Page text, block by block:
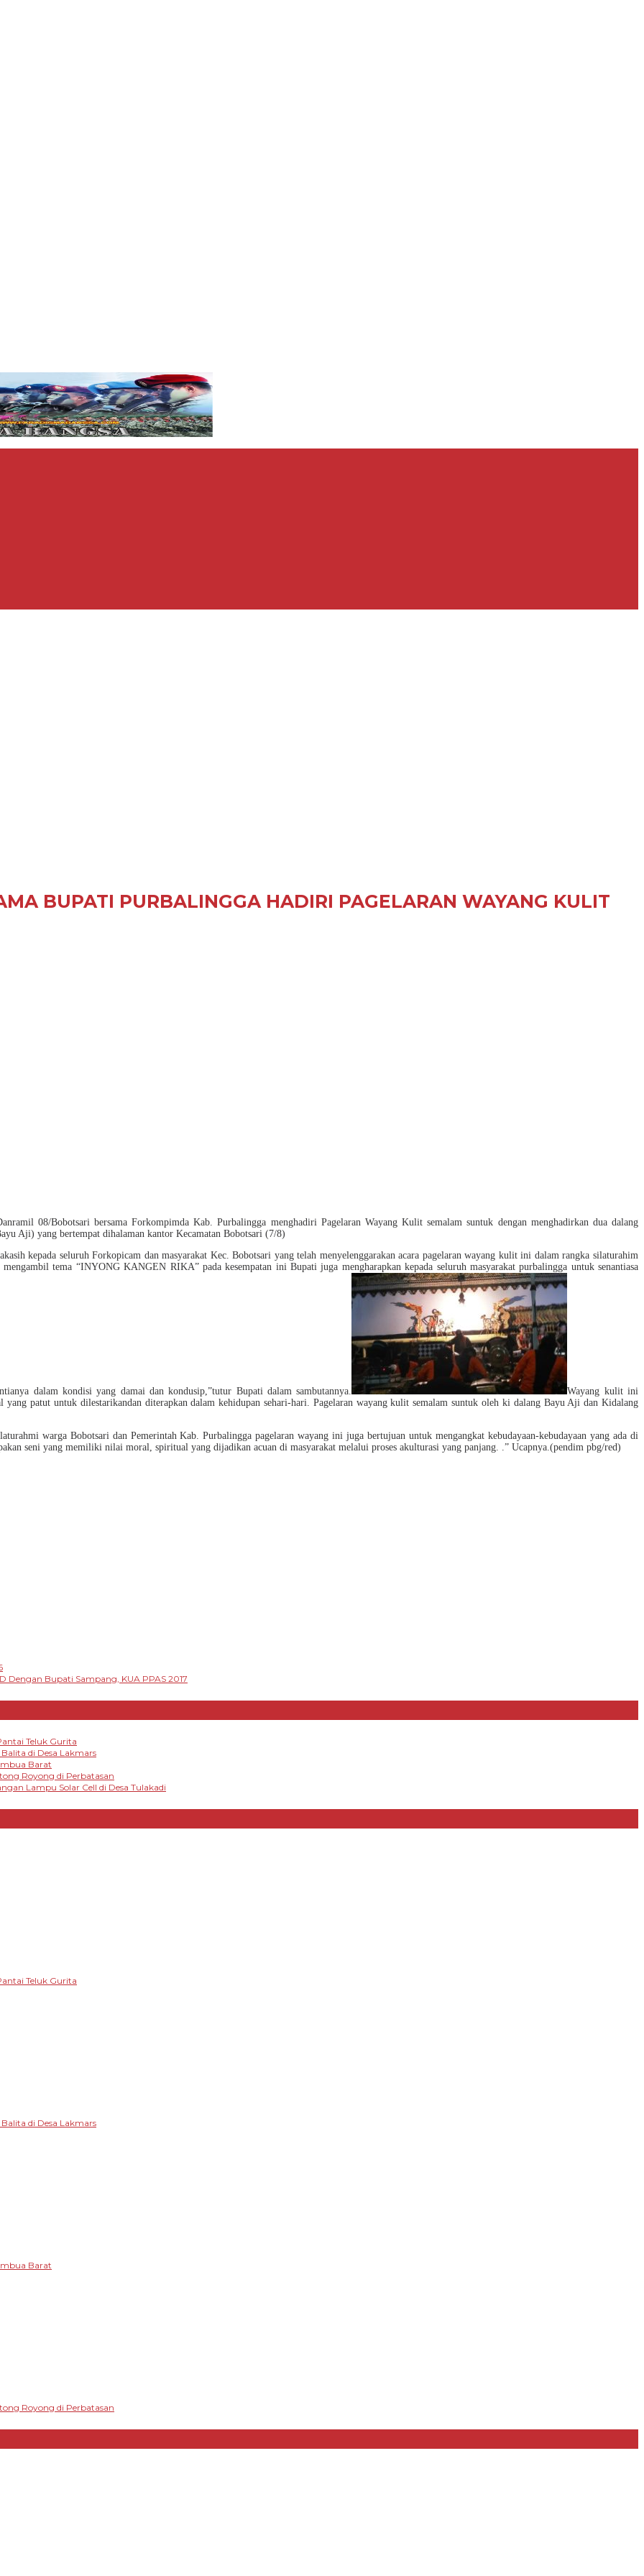
BUPATI PURBALINGGA HADIRI PAGELARAN WAYANG KULIT
08/Bobotsari bersama Forkompimda Kab. Purbalingga menghadiri Pagelaran Wayang Kulit semalam suntuk dengan menghadirkan dua dalang
Aji) yang bertempat dihalaman kantor Kecamatan Bobotsari (7/8)
kepada seluruh Forkopicam dan masyarakat Kec. Bobotsari yang telah menyelenggarakan acara pagelaran wayang kulit ini dalam rangka silaturahim
tema “INYONG KANGEN RIKA” pada kesempatan ini Bupati juga mengharapkan kepada seluruh masyarakat purbalingga untuk senantiasa
dalam kondisi yang damai dan kondusip,”tutur Bupati dalam sambutannya.
Wayang kulit ini
patut untuk dilestarikandan diterapkan dalam kehidupan sehari-hari. Pagelaran wayang kulit semalam suntuk oleh ki dalang Bayu Aji dan Kidalang
warga Bobotsari dan Pemerintah Kab. Purbalingga pagelaran wayang ini juga bertujuan untuk mengangkat kebudayaan-kebudayaan yang ada di
seni yang memiliki nilai moral, spiritual yang dijadikan acuan di masyarakat melalui proses akulturasi yang panjang. .” Ucapnya.(pendim pbg/red)
Dengan Bupati Sampang, KUA PPAS 2017
Teluk Gurita
di Desa Lakmars
Barat
Royong di Perbatasan
Lampu Solar Cell di Desa Tulakadi
Teluk Gurita
di Desa Lakmars
Barat
Royong di Perbatasan